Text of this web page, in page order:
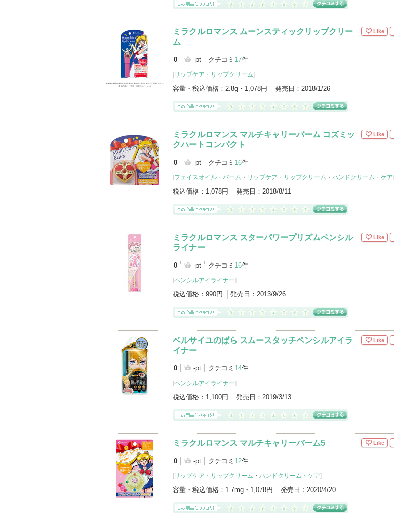
ミラクルロマンス ムーンスティックリップクリー
ム
0 -pt クチコミ 17件
[ リップケア・リップクリーム]
容量・税込価格： 2.8g・1,078円 発売日： 2018/1/26
Like
ミラクルロマンス マルチキャリーバーム コズミッ
クハートコンパクト
0 -pt クチコミ 16件
[フェイスオイル・バーム ・ リップケア・リップクリーム ・ ハンドクリーム・ケア]
税込価格： 1,078円 発売日： 2018/8/11
Like
ミラクルロマンス スターパワープリズムペンシル
ライナー
0 -pt クチコミ 16件
[ペンシルアイライナー]
税込価格： 990円 発売日： 2013/9/26
Like
ベルサイユのばら スムースタッチペンシルアイラ
イナー
0 -pt クチコミ 14件
[ペンシルアイライナー]
税込価格： 1,100円 発売日： 2019/3/13
Like
ミラクルロマンス マルチキャリーバーム5
0 -pt クチコミ 12件
[ リップケア・リップクリーム ・ ハンドクリーム・ケア]
容量・税込価格： 1.7mg・1,078円 発売日： 2020/4/20
Like